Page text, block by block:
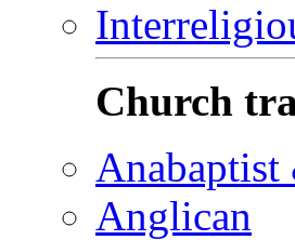
Church
Anglican